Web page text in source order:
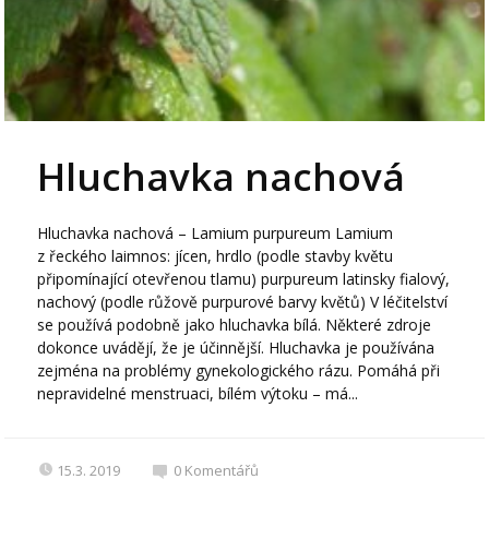
Hluchavka nachová
Hluchavka nachová – Lamium purpureum Lamium
z řeckého laimnos: jícen, hrdlo (podle stavby květu
připomínající otevřenou tlamu) purpureum latinsky fialový,
nachový (podle růžově purpurové barvy květů) V léčitelství
se používá podobně jako hluchavka bílá. Některé zdroje
dokonce uvádějí, že je účinnější. Hluchavka je používána
zejména na problémy gynekologického rázu. Pomáhá při
nepravidelné menstruaci, bílém výtoku – má...
15.3. 2019 0 Komentářů